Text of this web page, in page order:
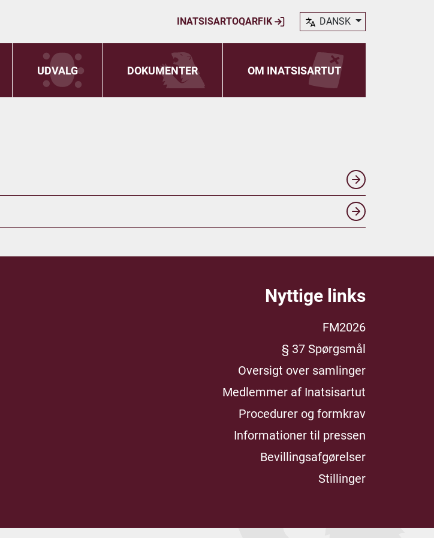
INATSISARTOQARFIK DANSK
UDVALG DOKUMENTER OM INATSISARTUT
Nyttige links
FM2026
§ 37 Spørgsmål
Oversigt over samlinger
Medlemmer af Inatsisartut
Procedurer og formkrav
Informationer til pressen
Bevillingsafgørelser
Stillinger